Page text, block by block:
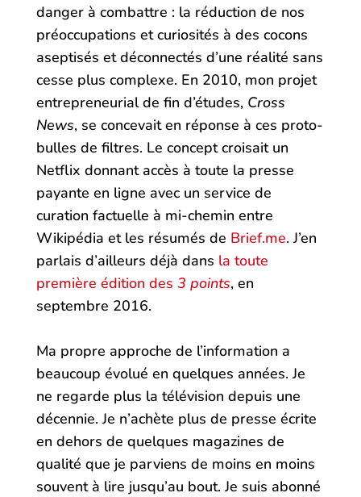
danger à combattre : la réduction de nos
préoccupations et curiosités à des cocons
aseptisés et déconnectés d’une réalité sans
cesse plus complexe. En 2010, mon projet
entrepreneurial de fin d’études, Cross
News, se concevait en réponse à ces proto-
bulles de filtres. Le concept croisait un
Netflix donnant accès à toute la presse
payante en ligne avec un service de
curation factuelle à mi-chemin entre
Wikipédia et les résumés de Brief.me. J’en
parlais d’ailleurs déjà dans la toute
première édition des 3 points, en
septembre 2016.
Ma propre approche de l’information a
beaucoup évolué en quelques années. Je
ne regarde plus la télévision depuis une
décennie. Je n’achète plus de presse écrite
en dehors de quelques magazines de
qualité que je parviens de moins en moins
souvent à lire jusqu’au bout. Je suis abonné